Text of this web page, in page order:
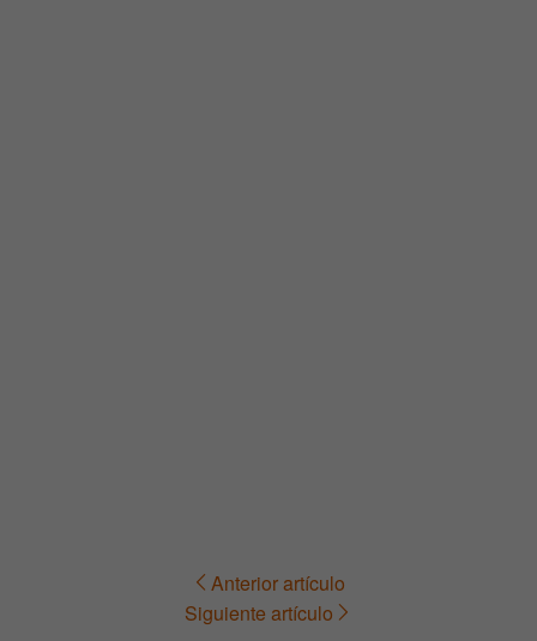
Navegación Anterior artículo
Siguiente artículo